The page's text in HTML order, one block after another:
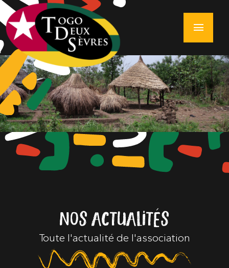
menu
NOS ACTUALITÉS
Toute l'actualité de l'association